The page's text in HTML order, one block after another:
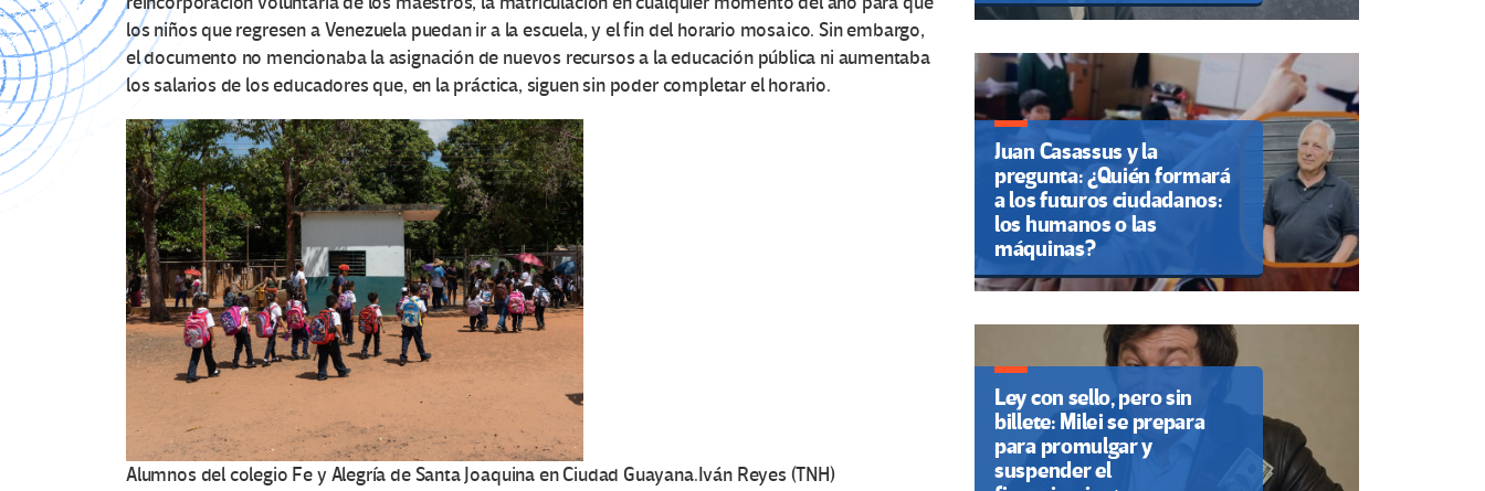
los niños que regresen a Venezuela puedan ir a la escuela, y el fin del horario mosaico. Sin embargo,
el documento no mencionaba la asignación de nuevos recursos a la educación pública ni aumentaba
los salarios de los educadores que, en la práctica, siguen sin poder completar el horario.
Alumnos del colegio Fe y Alegría de Santa Joaquina en Ciudad Guayana.Iván Reyes (TNH)
Juan Casassus y la
pregunta: ¿Quién formará
a los futuros ciudadanos:
los humanos o las
máquinas?
Ley con sello, pero sin
billete: Milei se prepara
para promulgar y
suspender el